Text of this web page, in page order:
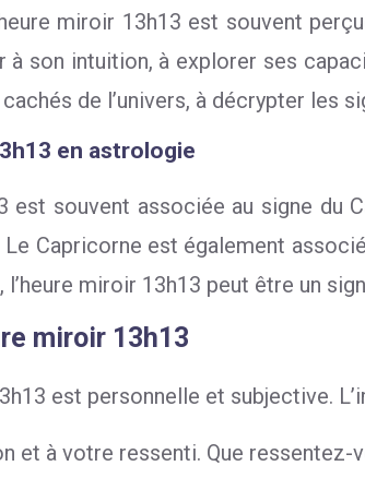
miroir 13h13 est souvent
à son intuition, à explorer ses
de l’univers, à décrypter les
en astrologie
est souvent associée au signe
Capricorne est également
l’heure miroir 13h13 peut être un
miroir 13h13
est personnelle et subjective.
et à votre ressenti. Que ressentez-